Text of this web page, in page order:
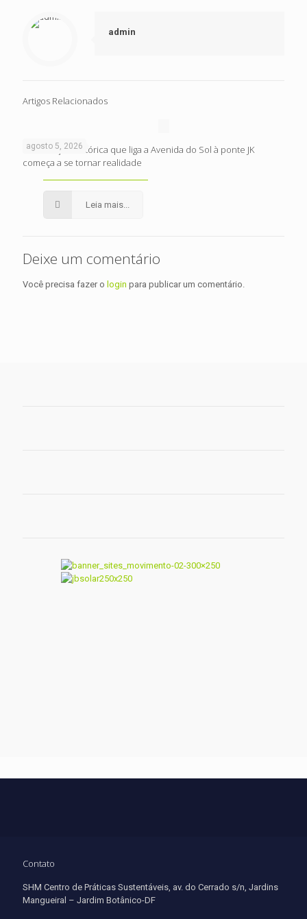
admin
Artigos Relacionados
agosto 5, 2026
Intervenção histórica que liga a Avenida do Sol à ponte JK
começa a se tornar realidade
Leia mais...
Deixe um comentário
Você precisa fazer o login para publicar um comentário.
Contato
SHM Centro de Práticas Sustentáveis, av. do Cerrado s/n, Jardins
Mangueiral – Jardim Botânico-DF